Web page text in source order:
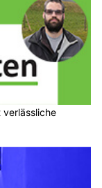
verlässliche